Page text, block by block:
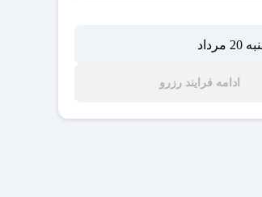
ادامه فرایند رزرو